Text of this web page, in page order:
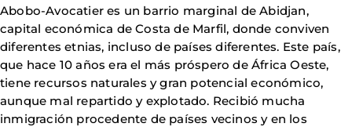
Abobo-Avocatier es un barrio marginal de Abidjan,
capital económica de Costa de Marfil, donde conviven
diferentes etnias, incluso de países diferentes. Este país,
que hace 10 años era el más próspero de África Oeste,
tiene recursos naturales y gran potencial económico,
aunque mal repartido y explotado. Recibió mucha
inmigración procedente de países vecinos y en los